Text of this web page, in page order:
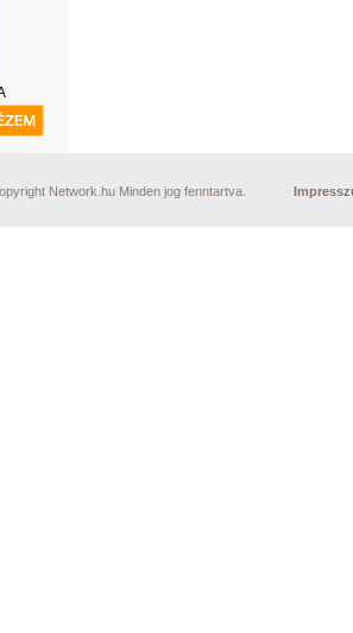
Network.hu Minden jog fenntartva.